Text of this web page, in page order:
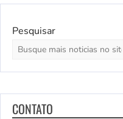
Pesquisar
CONTATO